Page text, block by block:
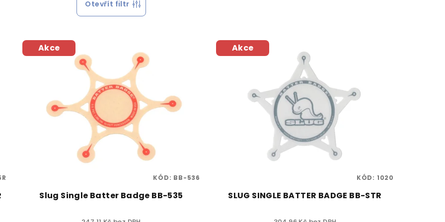
Otevřít filtr
Akce
Slug Single Batter Badge BB-535
KÓD: BB-536
Akce
SLUG SINGLE BATTER BADGE BB-STR
KÓD: 1020